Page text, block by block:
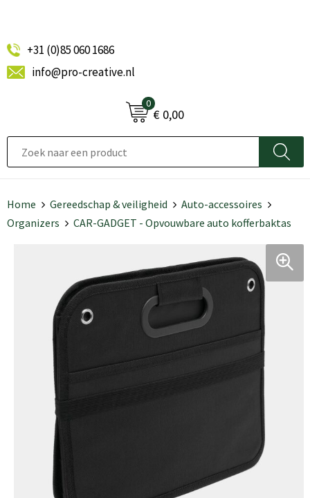
+31 (0)85 060 1686
info@pro-creative.nl
0
€ 0,00
Home Gereedschap & veiligheid
Auto-accessoires
Organizers
CAR-GADGET - Opvouwbare auto kofferbaktas